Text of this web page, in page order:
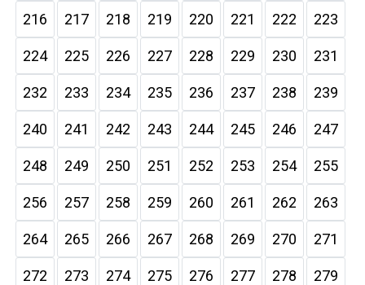
216 217 218 219 220 221 222 223
224 225 226 227 228 229 230 231
232 233 234 235 236 237 238 239
240 241 242 243 244 245 246 247
248 249 250 251 252 253 254 255
256 257 258 259 260 261 262 263
264 265 266 267 268 269 270 271
272 273 274 275 276 277 278 279